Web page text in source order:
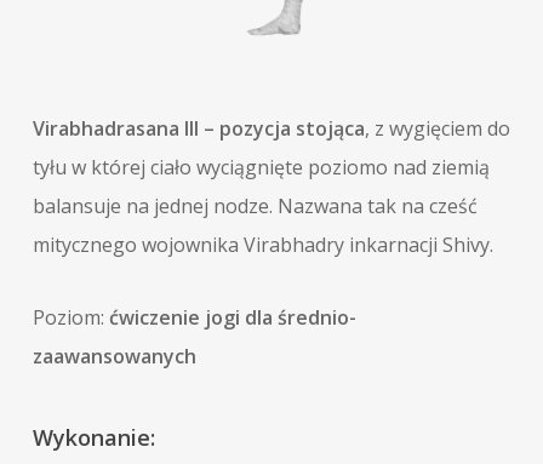
Virabhadrasana III – pozycja stojąca, z wygięciem do
tyłu w której ciało wyciągnięte poziomo nad ziemią
balansuje na jednej nodze. Nazwana tak na cześć
mitycznego wojownika Virabhadry inkarnacji Shivy.
Poziom: ćwiczenie jogi dla średnio-
zaawansowanych
Wykonanie: